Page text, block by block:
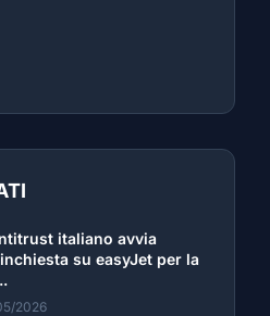
italiano avvia
su easyJet per la
2026